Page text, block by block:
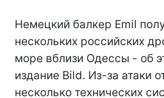
Немецкий балкер Emil
нескольких российских
море вблизи Одессы - об
издание Bild. Из-за атаки
несколько технических